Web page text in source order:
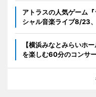
アトラスの人気ゲーム
シャル音楽ライブ8/23
【横浜みなとみらいホ
を楽しむ60分のコンサ